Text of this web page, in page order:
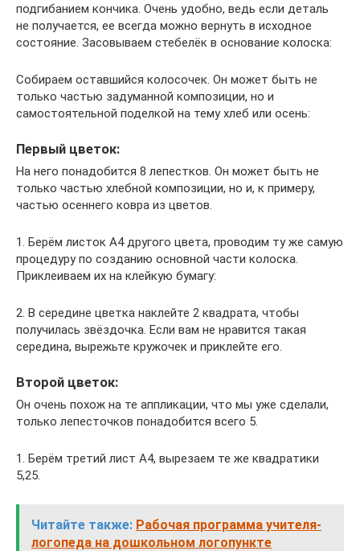
подгибанием кончика. Очень удобно, ведь если деталь
не получается, ее всегда можно вернуть в исходное
состояние. Засовываем стебелёк в основание колоска:
Собираем оставшийся колосочек. Он может быть не
только частью задуманной композиции, но и
самостоятельной поделкой на тему хлеб или осень:
Первый цветок:
На него понадобится 8 лепестков. Он может быть не
только частью хлебной композиции, но и, к примеру,
частью осеннего ковра из цветов.
1. Берём листок А4 другого цвета, проводим ту же самую
процедуру по созданию основной части колоска.
Приклеиваем их на клейкую бумагу:
2. В середине цветка наклейте 2 квадрата, чтобы
получилась звёздочка. Если вам не нравится такая
середина, вырежьте кружочек и приклейте его.
Второй цветок:
Он очень похож на те аппликации, что мы уже сделали,
только лепесточков понадобится всего 5.
1. Берём третий лист А4, вырезаем те же квадратики
5,25.
Читайте также: Рабочая программа учителя-
логопеда на дошкольном логопункте